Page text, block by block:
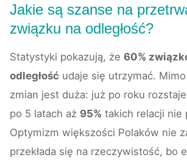
Jakie są szanse na
związku na odległość?
Statystyki pokazują, że 60%
odległość udaje się utrzymać.
zmian jest duża: już po roku
po 5 latach aż 95% takich relacji nie
Optymizm większości Polaków nie
przekłada się na rzeczywistość, bo